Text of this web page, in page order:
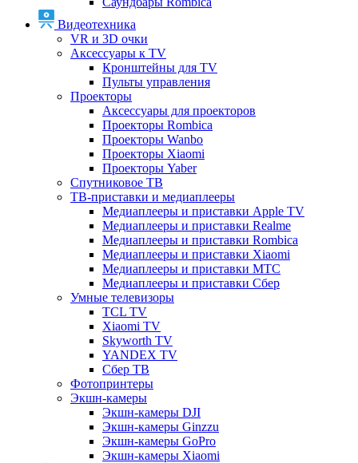
Видеотехника
VR и 3D очки
Аксессуары к TV
Кронштейны для TV
Пульты управления
Проекторы
Аксессуары для проекторов
Проекторы Rombica
Проекторы Wanbo
Проекторы Xiaomi
Проекторы Yaber
Спутниковое ТВ
ТВ-приставки и медиаплееры
Медиаплееры и приставки Apple TV
Медиаплееры и приставки Realme
Медиаплееры и приставки Rombica
Медиаплееры и приставки Xiaomi
Медиаплееры и приставки МТС
Медиаплееры и приставки Сбер
Умные телевизоры
TCL TV
Xiaomi TV
Skyworth TV
YANDEX TV
Сбер ТВ
Фотопринтеры
Экшн-камеры
Экшн-камеры DJI
Экшн-камеры Ginzzu
Экшн-камеры GoPro
Экшн-камеры Xiaomi